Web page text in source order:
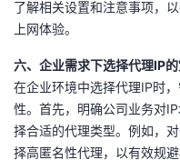
了解相关设置和注意事项，
上网体验。
六、企业需求下选择代理IP
在企业环境中选择代理IP时
性。首先，明确公司业务对
择合适的代理类型。例如，
择高匿名性代理，以有效规